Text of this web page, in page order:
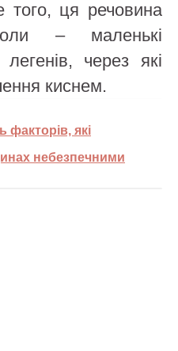
того, ця речовина
– маленькі
через які
киснем.
факторів, які
небезпечними